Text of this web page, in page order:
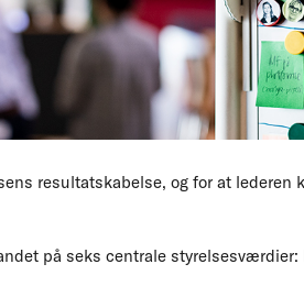
resultatskabelse, og for at lederen
på seks centrale